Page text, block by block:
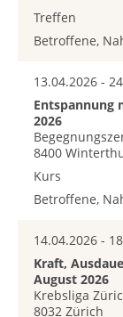
Treffen
Betroffene,
13.04.2026 -
Entspannung
2026
8400
Kurs
Betroffene,
14.04.2026 -
Kraft,
August 2026
Krebsliga
8032 Zürich